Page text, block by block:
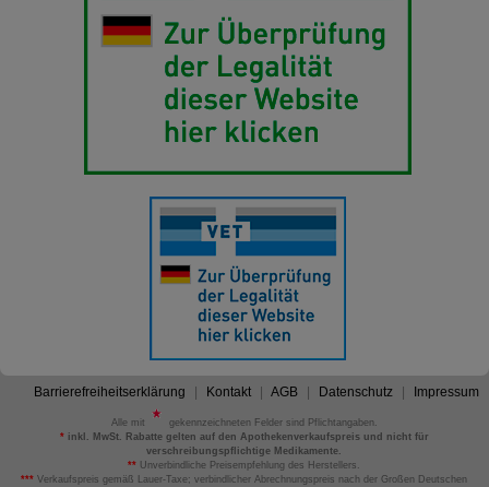
Barrierefreiheitserklärung Kontakt AGB Datenschutz Impressum
Alle mit
gekennzeichneten Felder sind Pflichtangaben.
*inkl. MwSt. Rabatte gelten auf den Apothekenverkaufspreis und nicht für
verschreibungspflichtige Medikamente.
** Unverbindliche Preisempfehlung des Herstellers.
*** Verkaufspreis gemäß Lauer-Taxe; verbindlicher Abrechnungspreis nach der Großen Deutschen